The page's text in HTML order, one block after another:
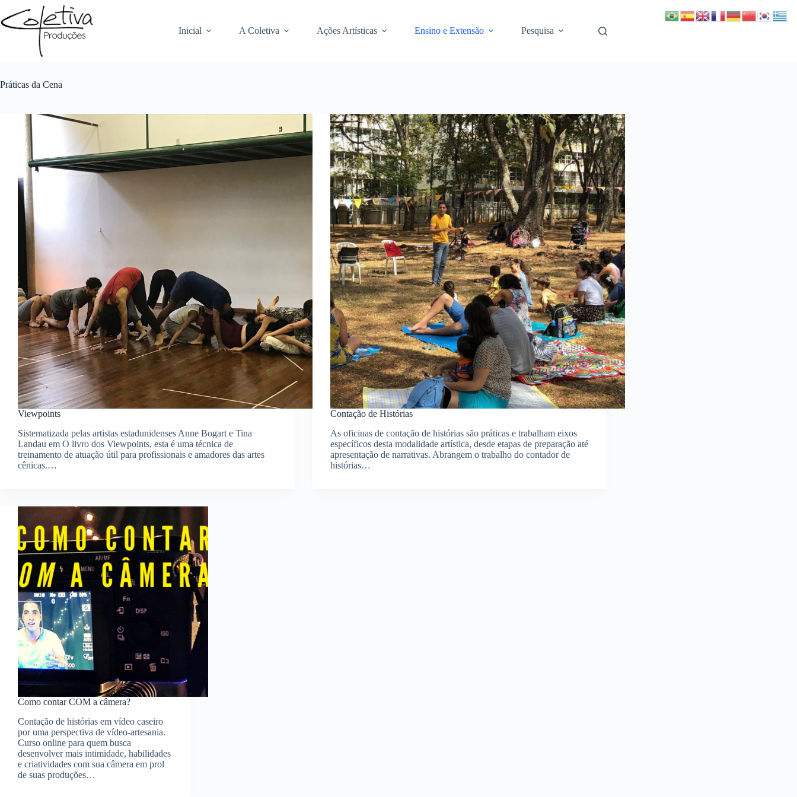
para
o
Inicial A Coletiva Ações Artísticas Ensino e Extensão Pesquisa
Práticas da Cena
Viewpoints
Sistematizada pelas artistas estadunidenses Anne Bogart e Tina
Landau em O livro dos Viewpoints, esta é uma técnica de
treinamento de atuação útil para profissionais e amadores das artes
cênicas.…
Contação de Histórias
As oficinas de contação de histórias são práticas e trabalham eixos
específicos desta modalidade artística, desde etapas de preparação até
apresentação de narrativas. Abrangem o trabalho do contador de
histórias…
Como contar COM a câmera?
Contação de histórias em vídeo caseiro
por uma perspectiva de vídeo-artesania.
Curso online para quem busca
desenvolver mais intimidade, habilidades
e criatividades com sua câmera em prol
de suas produções…